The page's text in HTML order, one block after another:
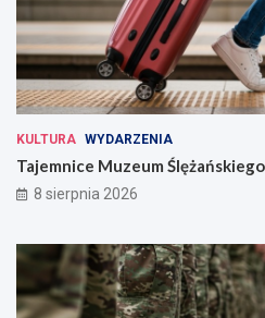
KULTURA WYDARZENIA
Tajemnice Muzeum
8 sierpnia 2026